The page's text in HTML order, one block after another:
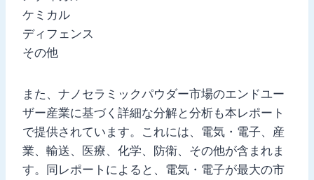
ケミカル
ディフェンス
その他
また、ナノセラミックパウダー市場のエンドユー
ザー産業に基づく詳細な分解と分析も本レポート
で提供されています。これには、電気・電子、産
業、輸送、医療、化学、防衛、その他が含まれま
す。同レポートによると、電気・電子が最大の市